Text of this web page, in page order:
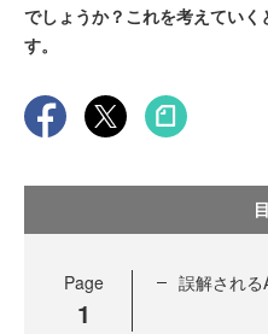
でしょうか？これを考えてい
す。
Page
1
誤解される